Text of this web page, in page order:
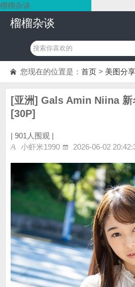
榴榴杂谈
榴榴杂谈
您现在的位置是： 首页 > 美图分享
[亚洲] Gals Amin Niina 新
[30P]
| 901人围观 |
小虾米1990
2026-06-02